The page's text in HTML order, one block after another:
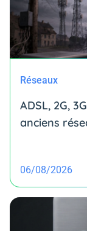
Réseaux
ADSL, 2G,
anciens
06/08/2026